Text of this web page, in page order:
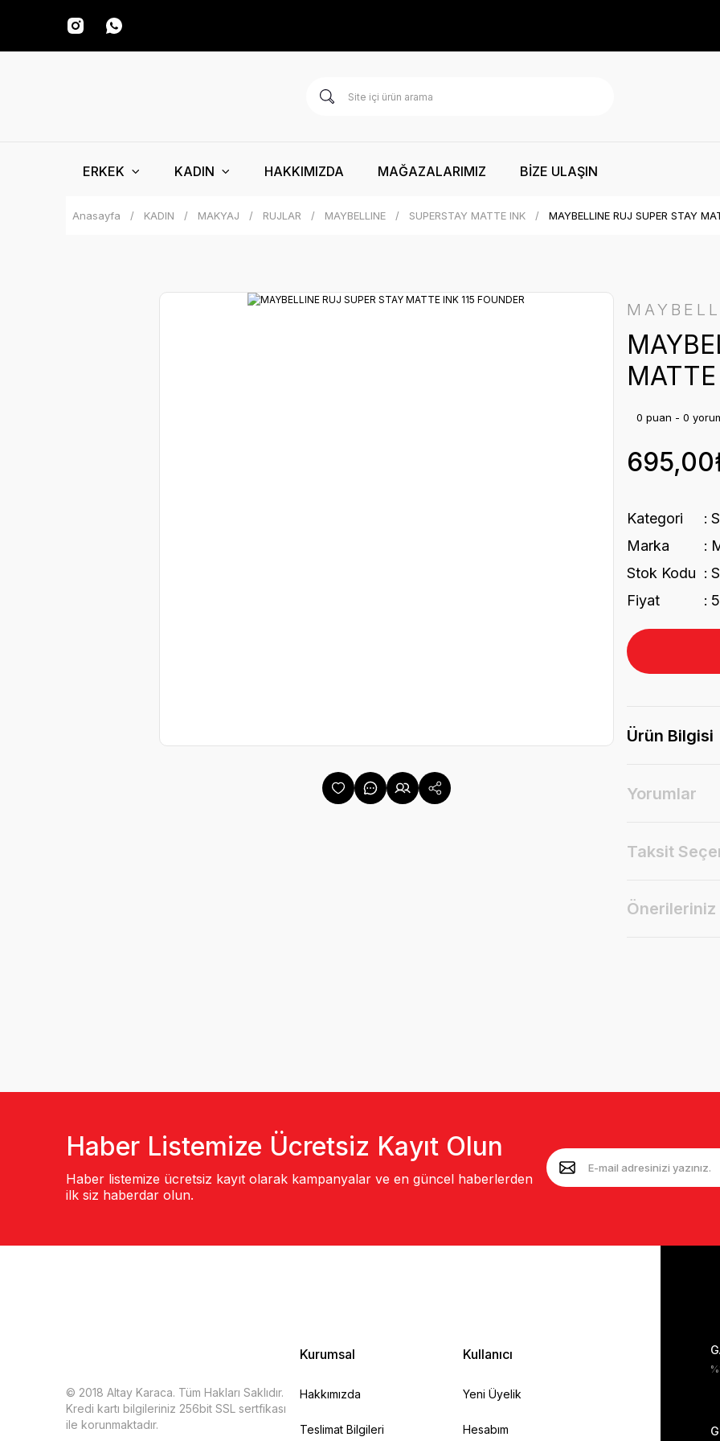
ERKEK KADIN HAKKIMIZDA MAĞAZALARIMIZ BİZE ULAŞIN
Anasayfa KADIN MAKYAJ RUJLAR MAYBELLINE SUPERSTAY MATTE INK MAYBELLINE RUJ SUPER STAY
0 puan - 0
Kategori
Marka
Stok Kodu
Fiyat
Ürün Bilgisi
Yorumlar
Taksit
Önerileriniz
Haber Listemize Ücretsiz Kayıt Olun
Haber listemize ücretsiz kayıt olarak kampanyalar ve en güncel haberlerden
ilk siz haberdar olun.
© 2018 Altay Karaca. Tüm Hakları Saklıdır.
Kredi kartı bilgileriniz 256bit SSL sertfikası
ile korunmaktadır.
Kurumsal
Hakkımızda
Teslimat Bilgileri
Kullanıcı
Yeni Üyelik
Hesabım